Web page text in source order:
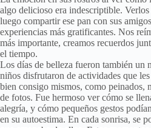
algo delicioso era indescriptible.
luego compartir ese pan con sus
experiencias más gratificantes. Nos
más importante, creamos recuerdos
el tiempo.
Los días de belleza fueron también un
niños disfrutaron de actividades que
bien consigo mismos, como peinados,
de fotos. Fue hermoso ver cómo se
alegría, y cómo pequeños gestos
en su autoestima. En cada sonrisa, se